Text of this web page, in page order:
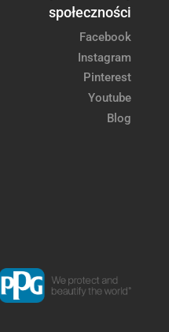
społeczności
Facebook
Instagram
Pinterest
Youtube
Blog